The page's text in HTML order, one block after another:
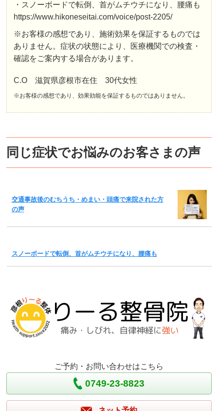
・スノーボードで転倒、首がムチウチになり、腰痛も
https://www.hikoneseitai.com/voice/post-2205/
※お客様の感想であり、施術効果を保証するものでは
ありません。症状の状態により、医療機関での検査・
確認をご案内する場合があります。
C.O 滋賀県彦根市在住 30代女性
※お客様の感想であり、効果効能を保証するものではありません。
同じ症状でお悩みのお客さまの声
交通事故後のむちうち・めまい・頭痛で来院された方
の声
スノーボードで転倒、首がムチウチになり、腰痛も
ご予約・お問い合わせはこちら
0749-23-8823